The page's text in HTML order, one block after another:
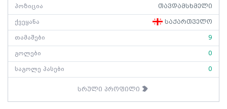
პოზიცია თავდამსხმელი
ქვეყანა საქართველო
თამაშები 9
გოლები 0
საგოლე პასები 0
სრული პროფილი